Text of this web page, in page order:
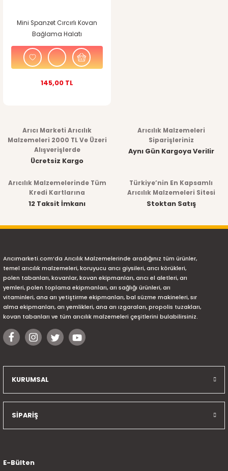
Mini Spanzet Cırcırlı Kovan
Bağlama Halatı
145,00 TL
Arıcı Marketi Arıcılık
Malzemeleri 2000 TL Ve Üzeri
Alışverişlerde
Ücretsiz Kargo
Arıcılık Malzemeleri
Siparişleriniz
Aynı Gün Kargoya Verilir
Arıcılık Malzemelerinde Tüm
Kredi Kartlarına
12 Taksit İmkanı
Türkiye’nin En Kapsamlı
Arıcılık Malzemeleri Sitesi
Stoktan Satış
Arıcımarketi.com’da Arıcılık Malzemelerinde aradığınız tüm ürünler,
temel arıcılık malzemeleri, koruyucu arıcı giysileri, arıcı körükleri,
polen tabanları, kovanlar, kovan ekipmanları, arıcı el aletleri, arı
yemleri, polen toplama ekipmanları, arı sağlığı ürünleri, arı
vitaminleri, ana arı yetiştirme ekipmanları, bal süzme makineleri, sır
alma ekipmanları, arı yemlikleri, ana arı ızgaraları, propolis tuzakları,
kovan tabanları ve tüm arıcılık malzemeleri çeşitlerini bulabilirsiniz.
KURUMSAL
SİPARİŞ
E-Bülten